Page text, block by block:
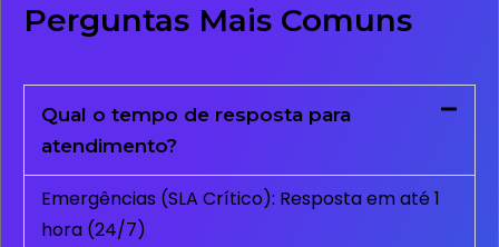
Perguntas Mais Comuns
Qual o tempo de resposta para
atendimento?
Emergências (SLA Crítico): Resposta em até 1
hora (24/7)